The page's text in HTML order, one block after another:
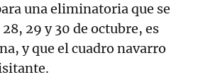
una eliminatoria que se
29 y 30 de octubre, es
y que el cuadro navarro